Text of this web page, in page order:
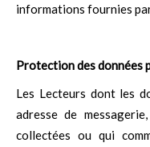
informations fournies
Protection des données
Les Lecteurs dont les
adresse de
collectées ou qui